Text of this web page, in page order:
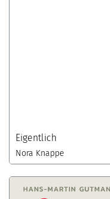
Eigentlich
Nora Knappe